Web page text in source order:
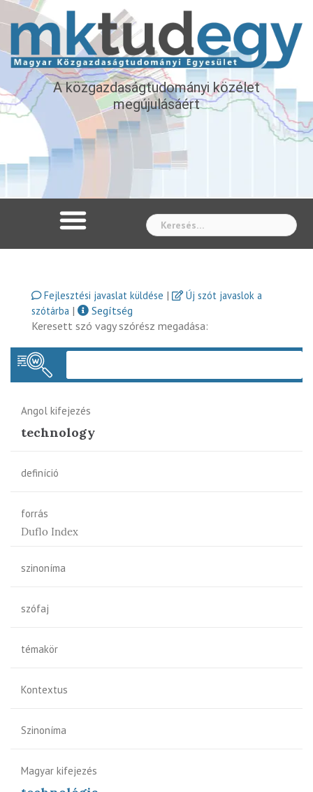
A közgazdaságtudományi közélet
megújulásáért
Fejlesztési javaslat küldése |
Új szót javaslok a
szótárba |
Segítség
Keresett szó vagy szórész megadása:
Angol kifejezés
technology
definíció
forrás
Duflo Index
szinoníma
szófaj
témakör
Kontextus
Szinoníma
Magyar kifejezés